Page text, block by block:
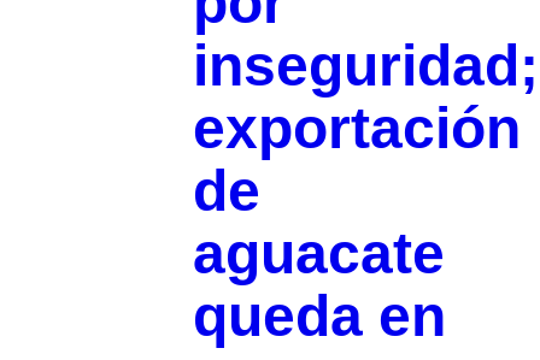
inseguridad;
exportación
de
aguacate
queda en